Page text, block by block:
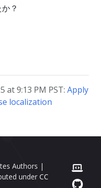
？
at 9:13 PM PST: Apply
localization
Authors |
under CC